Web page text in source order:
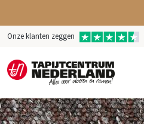
Onze klanten zeggen